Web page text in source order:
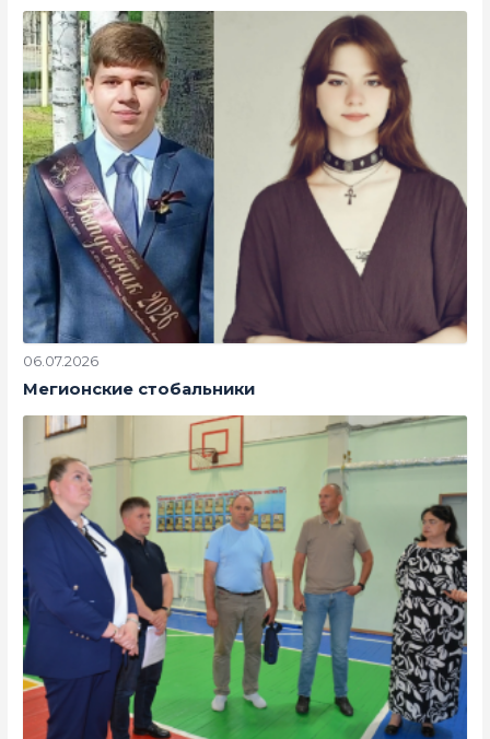
06.07.2026
Мегионские стобальники